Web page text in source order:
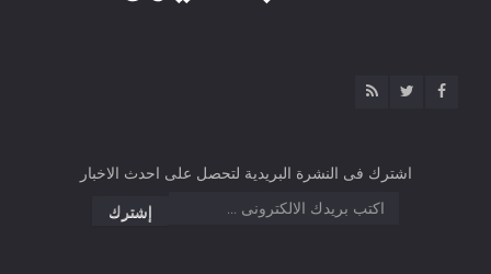
اشترك فى النشرة البريدية لتحصل على احدث الاخبار